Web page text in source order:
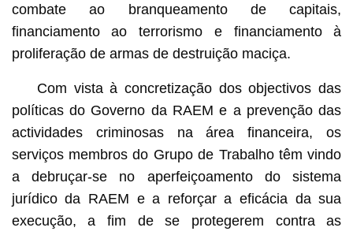
combate ao branqueamento de capitais,
financiamento ao terrorismo e financiamento à
proliferação de armas de destruição maciça.
Com vista à concretização dos objectivos das
políticas do Governo da RAEM e a prevenção das
actividades criminosas na área financeira, os
serviços membros do Grupo de Trabalho têm vindo
a debruçar-se no aperfeiçoamento do sistema
jurídico da RAEM e a reforçar a eficácia da sua
execução, a fim de se protegerem contra as